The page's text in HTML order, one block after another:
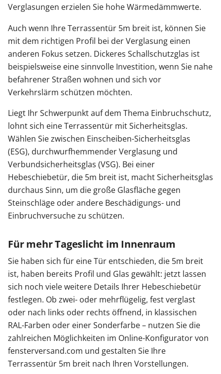
Verglasungen erzielen Sie hohe Wärmedämmwerte.
Auch wenn Ihre Terrassentür 5m breit ist, können Sie
mit dem richtigen Profil bei der Verglasung einen
anderen Fokus setzen. Dickeres Schallschutzglas ist
beispielsweise eine sinnvolle Investition, wenn Sie nahe
befahrener Straßen wohnen und sich vor
Verkehrslärm schützen möchten.
Liegt Ihr Schwerpunkt auf dem Thema Einbruchschutz,
lohnt sich eine Terrassentür mit Sicherheitsglas.
Wählen Sie zwischen Einscheiben-Sicherheitsglas
(ESG), durchwurfhemmender Verglasung und
Verbundsicherheitsglas (VSG). Bei einer
Hebeschiebetür, die 5m breit ist, macht Sicherheitsglas
durchaus Sinn, um die große Glasfläche gegen
Steinschläge oder andere Beschädigungs- und
Einbruchversuche zu schützen.
Für mehr Tageslicht im Innenraum
Sie haben sich für eine Tür entschieden, die 5m breit
ist, haben bereits Profil und Glas gewählt: jetzt lassen
sich noch viele weitere Details Ihrer Hebeschiebetür
festlegen. Ob zwei- oder mehrflügelig, fest verglast
oder nach links oder rechts öffnend, in klassischen
RAL-Farben oder einer Sonderfarbe – nutzen Sie die
zahlreichen Möglichkeiten im Online-Konfigurator von
fensterversand.com und gestalten Sie Ihre
Terrassentür 5m breit nach Ihren Vorstellungen.